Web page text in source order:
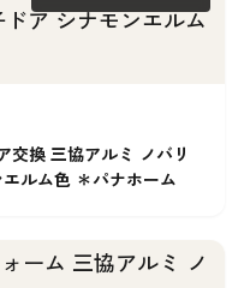
交換 三協アルミ ノバリ
ルム色 ＊パナホーム